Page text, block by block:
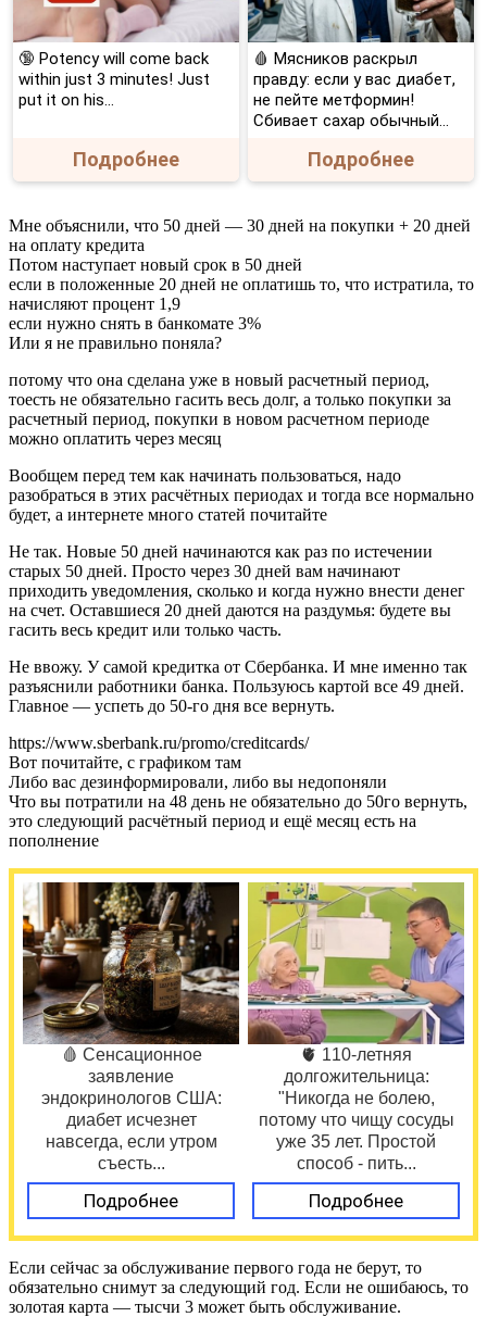
🔞 Potency will come back
within just 3 minutes! Just
put it on his…
Подробнее
🩸 Мясников раскрыл
правду: если у вас диабет,
не пейте метформин!
Сбивает сахар обычный...
Подробнее
Мне объяснили, что 50 дней — 30 дней на покупки + 20 дней
на оплату кредита
Потом наступает новый срок в 50 дней
если в положенные 20 дней не оплатишь то, что истратила, то
начисляют процент 1,9
если нужно снять в банкомате 3%
Или я не правильно поняла?
потому что она сделана уже в новый расчетный период,
тоесть не обязательно гасить весь долг, а только покупки за
расчетный период, покупки в новом расчетном периоде
можно оплатить через месяц
Вообщем перед тем как начинать пользоваться, надо
разобраться в этих расчётных периодах и тогда все нормально
будет, а интернете много статей почитайте
Не так. Новые 50 дней начинаются как раз по истечении
старых 50 дней. Просто через 30 дней вам начинают
приходить уведомления, сколько и когда нужно внести денег
на счет. Оставшиеся 20 дней даются на раздумья: будете вы
гасить весь кредит или только часть.
Не ввожу. У самой кредитка от Сбербанка. И мне именно так
разъяснили работники банка. Пользуюсь картой все 49 дней.
Главное — успеть до 50-го дня все вернуть.
https://www.sberbank.ru/promo/creditcards/
Вот почитайте, с графиком там
Либо вас дезинформировали, либо вы недопоняли
Что вы потратили на 48 день не обязательно до 50го вернуть,
это следующий расчётный период и ещё месяц есть на
пополнение
🩸 Сенсационное
заявление
эндокринологов США:
диабет исчезнет
навсегда, если утром
съесть...
Подробнее
🫀 110-летняя
долгожительница:
"Никогда не болею,
потому что чищу сосуды
уже 35 лет. Простой
способ - пить...
Подробнее
Если сейчас за обслуживание первого года не берут, то
обязательно снимут за следующий год. Если не ошибаюсь, то
золотая карта — тысчи 3 может быть обслуживание.